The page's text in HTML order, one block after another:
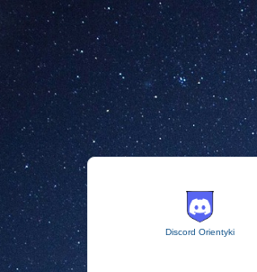
Discord Orientyki